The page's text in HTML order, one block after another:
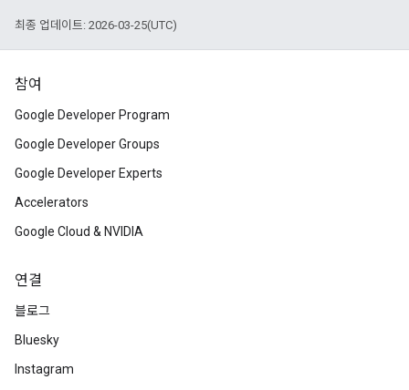
최종 업데이트: 2026-03-25(UTC)
참여
Google Developer Program
Google Developer Groups
Google Developer Experts
Accelerators
Google Cloud & NVIDIA
연결
블로그
Bluesky
Instagram